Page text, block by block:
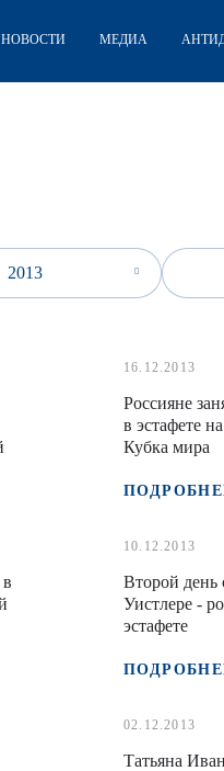
НОВОСТИ МЕДИА
2013
16.12.2013
Россияне
в эстафете
Кубка мира
10.12.2013
Второй день
Уистлере -
эстафете
02.12.2013
Татьяна